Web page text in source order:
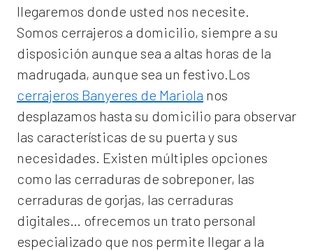
llegaremos donde usted nos necesite.
Somos cerrajeros a domicilio, siempre a su
disposición aunque sea a altas horas de la
madrugada, aunque sea un festivo.Los
cerrajeros Banyeres de Mariola nos
desplazamos hasta su domicilio para observar
las características de su puerta y sus
necesidades. Existen múltiples opciones
como las cerraduras de sobreponer, las
cerraduras de gorjas, las cerraduras
digitales… ofrecemos un trato personal
especializado que nos permite llegar a la